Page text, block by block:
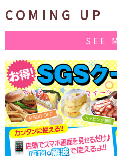
COMING UP
SEE